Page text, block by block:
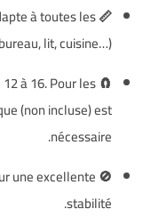
📏 Hauteur ajustable
à toutes les
lit, cuisine…).
🧲 Aimant intégré
à 16. Pour les
(non incluse) est
nécessaire.
🚫 Antidérapant
une excellente
stabilité.